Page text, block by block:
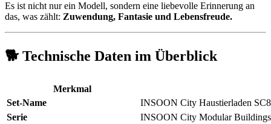
Es ist nicht nur ein Modell, sondern eine liebevolle Erinnerung an
das, was zählt: Zuwendung, Fantasie und Lebensfreude.
🐕 Technische Daten im Überblick
Merkmal
Set-Name
INSOON City Haustierladen
Serie
INSOON City Modular Buildings